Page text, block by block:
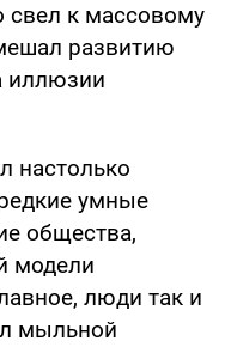
свел к массовому
развитию
иллюзии
умные
общества,
модели
люди так и
мыльной